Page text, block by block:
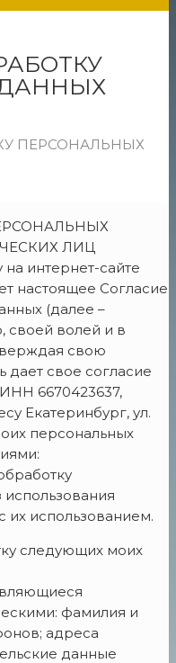
ПЕРСОНАЛЬНЫХ
ЛИЦ
на интернет-сайте
настоящее Согласие
(далее –
своей волей и в
свою
дает свое согласие
6670423637,
Екатеринбург, ул.
персональных
их использованием.
следующих моих
фамилия и
адреса
данные